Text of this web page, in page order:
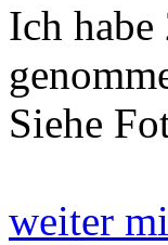
Ich
Siehe
weiter